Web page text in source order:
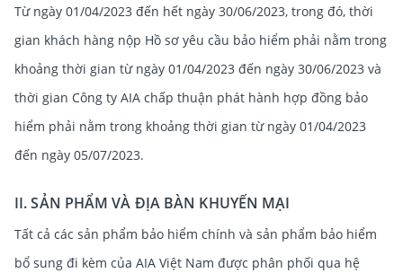
Từ ngày 01/04/2023 đến hết ngày 30/06/2023, trong đó, thời
gian khách hàng nộp Hồ sơ yêu cầu bảo hiểm phải nằm trong
khoảng thời gian từ ngày 01/04/2023 đến ngày 30/06/2023 và
thời gian Công ty AIA chấp thuận phát hành hợp đồng bảo
hiểm phải nằm trong khoảng thời gian từ ngày 01/04/2023
đến ngày 05/07/2023.
II. SẢN PHẨM VÀ ĐỊA BÀN KHUYẾN MẠI
Tất cả các sản phẩm bảo hiểm chính và sản phẩm bảo hiểm
bổ sung đi kèm của AIA Việt Nam được phân phối qua hệ